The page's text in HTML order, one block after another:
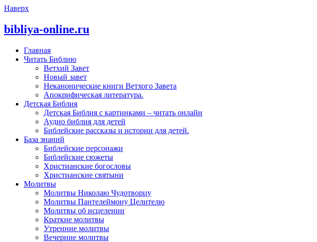
Наверх
bibliya-online.ru
Главная
Читать Библию
Ветхий Завет
Новый завет
Неканонические книги Ветхого Завета
Апокрифическая литература.
Детская Библия
Детская Библия с картинками – читать онлайн
Аудио библия для детей
Библейские рассказы и истории для детей.
База знаний
Библейские персонажи
Библейские сюжеты
Христианские богословы
Христианские святыни
Молитвы
Молитвы Николаю Чудотворцу
Молитвы Пантелеймону Целителю
Молитвы об исцелении
Краткие молитвы
Утренние молитвы
Вечерние молитвы